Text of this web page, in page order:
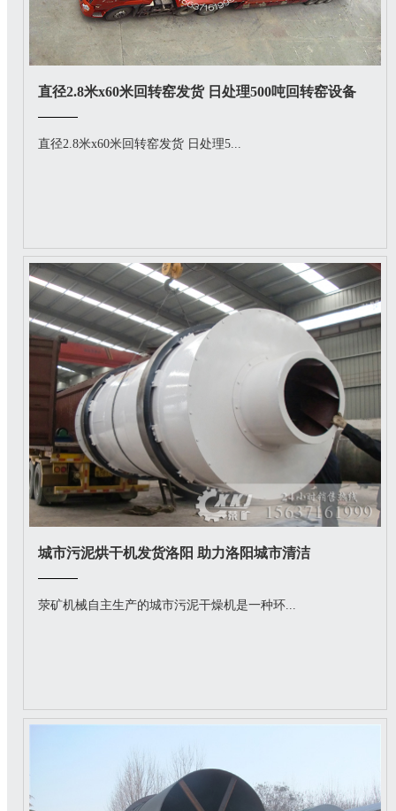
直径2.8米x60米回转窑发货 日处理500吨回转窑设备
直径2.8米x60米回转窑发货 日处理5...
城市污泥烘干机发货洛阳 助力洛阳城市清洁
荥矿机械自主生产的城市污泥干燥机是一种环...